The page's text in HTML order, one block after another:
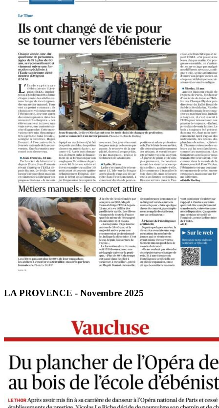
LA PROVENCE - Novembre 2025